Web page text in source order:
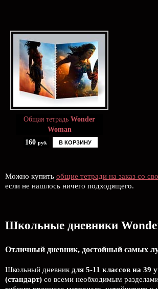
Общая тетрадь Wonder
Woman
160 руб. В КОРЗИНУ
Можно купить общие тетради на заказ со
если не нашлось ничего подходящего.
Школьные дневники
Отличный дневник, достойный самых
Школьный дневник для 5-11 классов на 39
(стандарт) со всеми необходимым